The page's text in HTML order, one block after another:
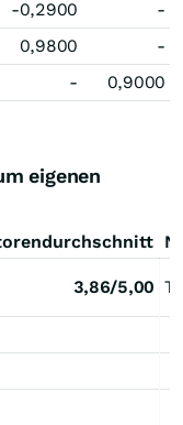
-0,2900
-
0,9800
-
- 0,9000
eigenen
3,86/5,00